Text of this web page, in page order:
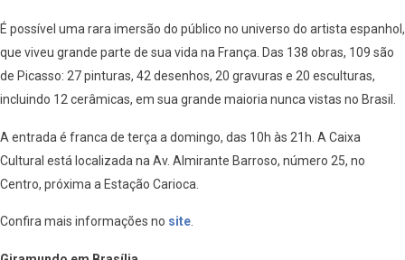
É possível uma rara imersão do público no universo do artista espanhol,
que viveu grande parte de sua vida na França. Das 138 obras, 109 são
de Picasso: 27 pinturas, 42 desenhos, 20 gravuras e 20 esculturas,
incluindo 12 cerâmicas, em sua grande maioria nunca vistas no Brasil.
A entrada é franca de terça a domingo, das 10h às 21h. A Caixa
Cultural está localizada na Av. Almirante Barroso, número 25, no
Centro, próxima a Estação Carioca.
Confira mais informações no site.